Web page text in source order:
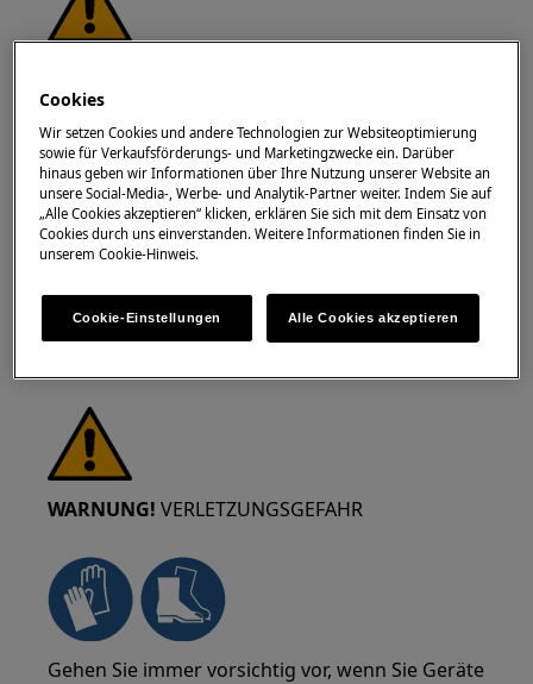
SCHLAGS
Bevor Sie eine Reparatur- oder Wartungsarbeit
durchführen, schalten Sie das Gerät aus und
ziehen Sie den Netzstecker aus der Steckdose.
WARNUNG! VERLETZUNGSGEFAHR
Gehen Sie immer vorsichtig vor, wenn Sie Geräte
Cookies
Wir setzen Cookies und andere Technologien zur Websiteoptimierung
sowie für Verkaufsförderungs- und Marketingzwecke ein. Darüber
hinaus geben wir Informationen über Ihre Nutzung unserer Website an
unsere Social-Media-, Werbe- und Analytik-Partner weiter. Indem Sie auf
„Alle Cookies akzeptieren“ klicken, erklären Sie sich mit dem Einsatz von
Cookies durch uns einverstanden. Weitere Informationen finden Sie in
unserem Cookie-Hinweis.
Cookie-Einstellungen Alle Cookies akzeptieren